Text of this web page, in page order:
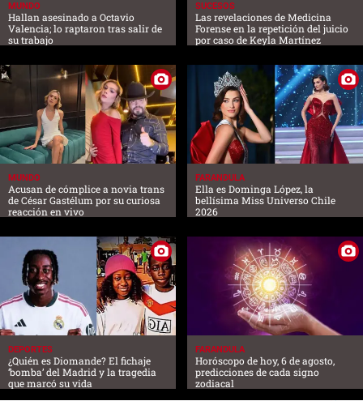
MUNDO
Hallan asesinado a Octavio
Valencia; lo raptaron tras salir de
su trabajo
SUCESOS
Las revelaciones de Medicina
Forense en la repetición del juicio
por caso de Keyla Martínez
MUNDO
Acusan de cómplice a novia trans
de César Gastélum por su curiosa
reacción en vivo
FARANDULA
Ella es Dominga López, la
bellísima Miss Universo Chile
2026
DEPORTES
¿Quién es Diomande? El fichaje
‘bomba’ del Madrid y la tragedia
que marcó su vida
FARANDULA
Horóscopo de hoy, 6 de agosto,
predicciones de cada signo
zodiacal